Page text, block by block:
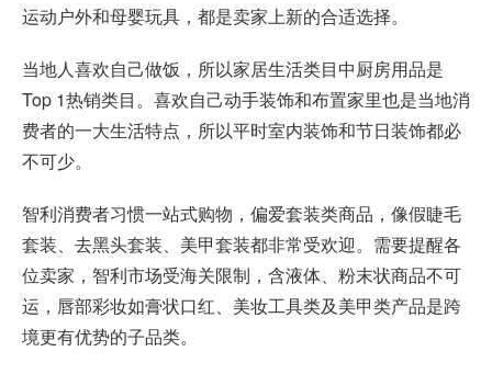
运动户外和母婴玩具，都是卖家上新的合适选择。
当地人喜欢自己做饭，所以家居生活类目中厨房用品是
Top 1热销类目。喜欢自己动手装饰和布置家里也是当地消
费者的一大生活特点，所以平时室内装饰和节日装饰都必
不可少。
智利消费者习惯一站式购物，偏爱套装类商品，像假睫毛
套装、去黑头套装、美甲套装都非常受欢迎。需要提醒各
位卖家，智利市场受海关限制，含液体、粉末状商品不可
运，唇部彩妆如膏状口红、美妆工具类及美甲类产品是跨
境更有优势的子品类。